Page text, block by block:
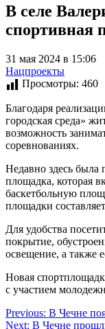
В селе
спортивная
31 мая 2024 в 15:06
Нацпроекты
Просмотры: 460
Благодаря
городская среда»
возможность
соревнованиях.
Недавно здесь была
площадка, которая
баскетбольную
площадки
Для удобства
покрытие,
освещение, а также
Новая
с участием
Навигация
Previous: В Чечне
Next: В Чечне